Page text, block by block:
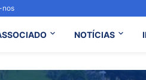
nos
NOTÍCIAS